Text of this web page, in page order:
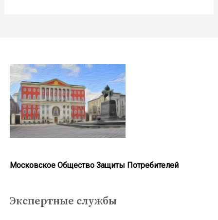
Московское Общество Защиты Потребителей
Экспертные службы